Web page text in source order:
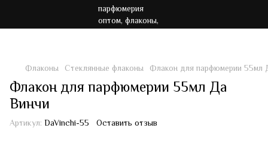
Флаконы Стеклянные флаконы Флакон для парфюмерии 55мл
Флакон для парфюмерии 55мл Да
Винчи
Артикул: DaVinchi-55 Оставить отзыв